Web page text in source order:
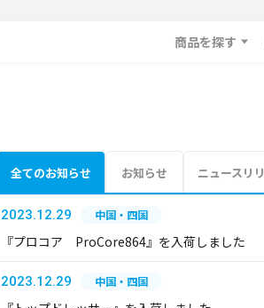
商品を探す
全てのお知らせ お知らせ ニュースリ
2023.12.29 中国・四国
『プロコア ProCore864』を入荷しました
2023.12.29 中国・四国